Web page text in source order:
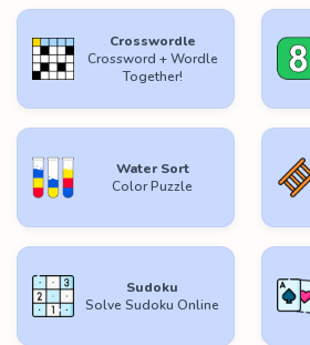
Crosswordle
Crossword + Wordle
Together!
Water Sort
Color Puzzle
Sudoku
Solve Sudoku Online